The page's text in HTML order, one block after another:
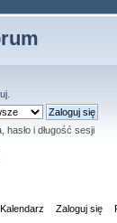
i długość sesji
Kalendarz Zaloguj się